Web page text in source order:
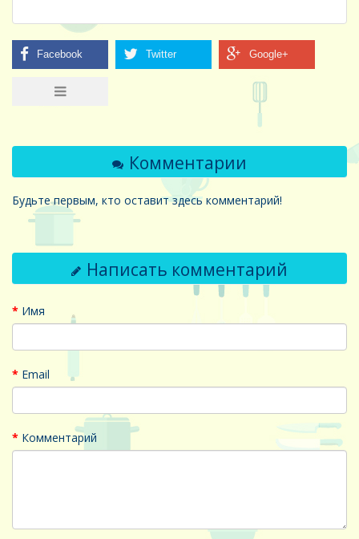
Комментарии
Будьте первым, кто оставит здесь комментарий!
Написать комментарий
Имя
Email
Комментарий